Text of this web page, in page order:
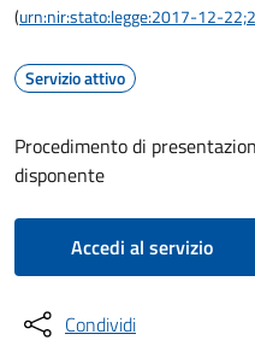
(urn:nir:stato:legge:2017-12-
Servizio attivo
Procedimento di
disponente
Accedi al servizio
Condividi